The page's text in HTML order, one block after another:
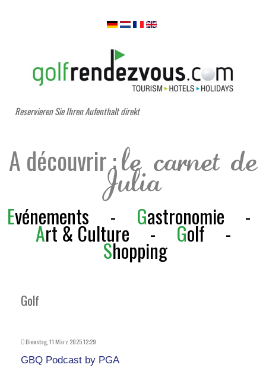
Reservieren Sie Ihren Aufenthalt direkt
A découvrir : le carnet de
Julia
Evénements - Gastronomie -
Art & Culture -Golf-
Shopping
Golf
Dienstag, 11 März 2025 12:29
GBQ Podcast by PGA